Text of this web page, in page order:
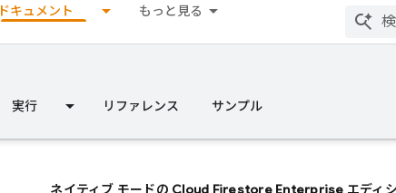
ドキュメント もっと見る
実行 リファレンス サンプル
ネイティブ モードの Cloud Firestore Enterprise エディ